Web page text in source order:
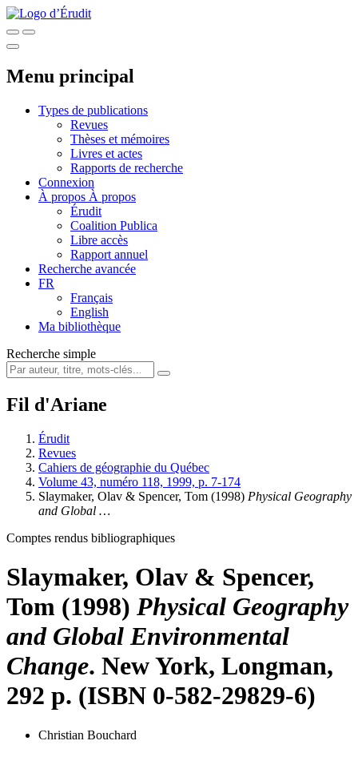
Menu principal
Types de publications
Revues
Thèses et mémoires
Livres et actes
Rapports de recherche
Connexion
À propos À propos
Érudit
Coalition Publica
Libre accès
Rapport annuel
Recherche avancée
FR
Français
English
Ma bibliothèque
Recherche simple
Fil d'Ariane
Érudit
Revues
Cahiers de géographie du Québec
Volume 43, numéro 118, 1999, p. 7-174
Slaymaker, Olav & Spencer, Tom (1998) Physical Geography
and Global …
Comptes rendus bibliographiques
Slaymaker, Olav & Spencer,
Tom (1998) Physical Geography
and Global Environmental
Change. New York, Longman,
292 p. (ISBN 0-582-29829-6)
Christian Bouchard